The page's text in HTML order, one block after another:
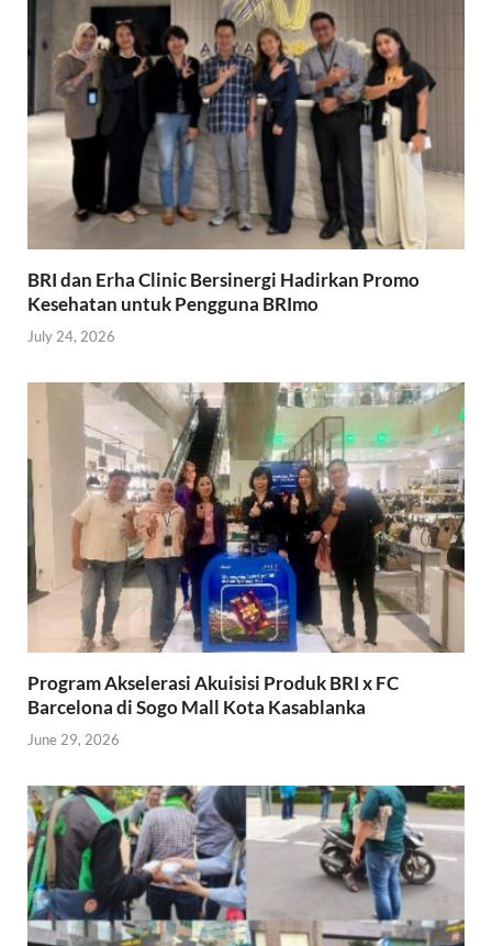
BRI dan Erha Clinic Bersinergi Hadirkan Promo
Kesehatan untuk Pengguna BRImo
July 24, 2026
Program Akselerasi Akuisisi Produk BRI x FC
Barcelona di Sogo Mall Kota Kasablanka
June 29, 2026